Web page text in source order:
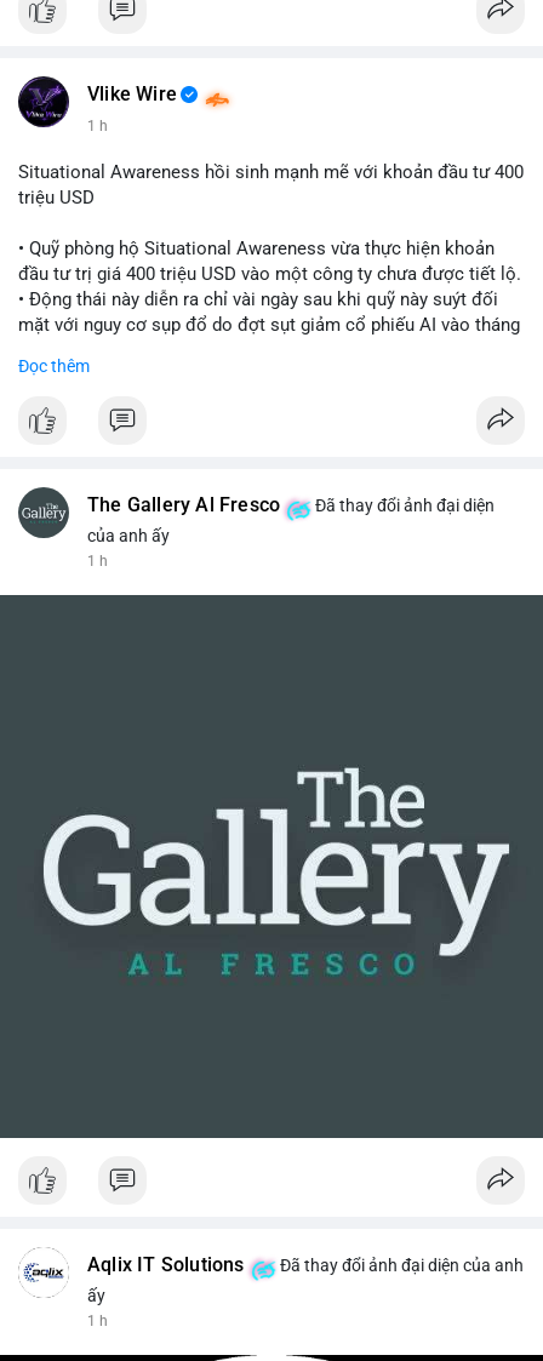
Vlike Wire
1 h
Situational Awareness hồi sinh mạnh mẽ với khoản đầu tư 400
triệu USD
• Quỹ phòng hộ Situational Awareness vừa thực hiện khoản
đầu tư trị giá 400 triệu USD vào một công ty chưa được tiết lộ.
• Động thái này diễn ra chỉ vài ngày sau khi quỹ này suýt đối
mặt với nguy cơ sụp đổ do đợt sụt giảm cổ phiếu AI vào tháng
• Sự trở lại này đánh dấu bước phục hồi đáng chú ý của quỹ
$btc $eth
Đọc thêm
The Gallery Al Fresco
Đã thay đổi ảnh đại diện
của anh ấy
1 h
Aqlix IT Solutions
Đã thay đổi ảnh đại diện của anh
ấy
1 h